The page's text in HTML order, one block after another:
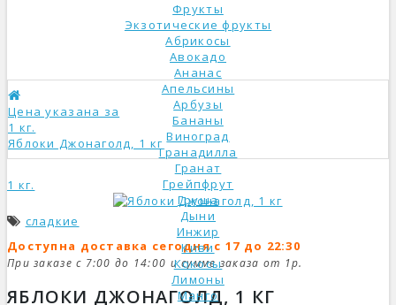
Фрукты
Экзотические фрукты
Абрикосы
Авокадо
Ананас
Апельсины
Арбузы
Бананы
Виноград
Гранадилла
Гранат
Грейпфрут
Груша
Дыни
Инжир
Киви
Кокосы
Лимоны
Манго
Цена указана за
1 кг.
Яблоки Джонаголд, 1 кг
1 кг.
сладкие
Доступна доставка сегодня с 17 до 22:30
При заказе с 7:00 до 14:00 и сумме заказа от 1р.
ЯБЛОКИ ДЖОНАГОЛД, 1 КГ